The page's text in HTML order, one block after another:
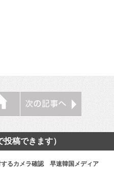
稿できます）
るカメラ確認 早速韓国メディア